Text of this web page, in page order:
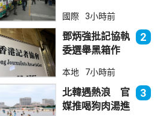
死23傷
國際 3小時前
鄧炳強批記協執
委選舉黑箱作
國安一定「釘死
你」
2
本地 7小時前
北韓遇熱浪 官
媒推喝狗肉湯進
3